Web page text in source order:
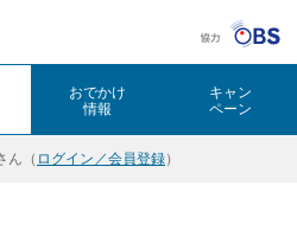
おでかけ
情報
キャン
ペーン
ん（ ログイン／会員登録）